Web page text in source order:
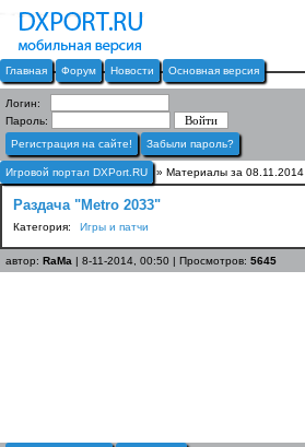
Главная Форум Новости Основная версия
Логин:
Пароль:
Регистрация на сайте!
Забыли пароль?
Игровой портал DXPort.RU » Материалы за 08.11.2014
Раздача "Metro 2033"
Категория: Игры и патчи
автор: RaMa | 8-11-2014, 00:50 | Просмотров: 5645